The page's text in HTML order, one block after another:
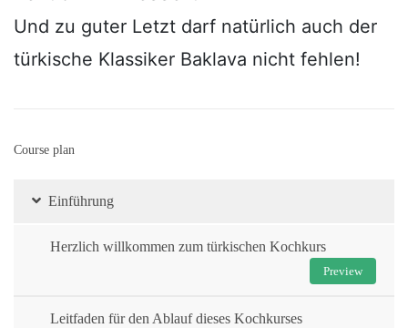
Und zu guter Letzt darf natürlich auch der
türkische Klassiker Baklava nicht fehlen!
Course plan
Einführung
Herzlich willkommen zum türkischen Kochkurs
Preview
Leitfaden für den Ablauf dieses Kochkurses